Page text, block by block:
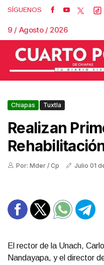
SÍGUENOS
9 / Agosto / 2026
Chiapas Tuxtla
Realizan
Por: Mder / Cp Julio 01
El rector de la Unach,
Nandayapa, y el director